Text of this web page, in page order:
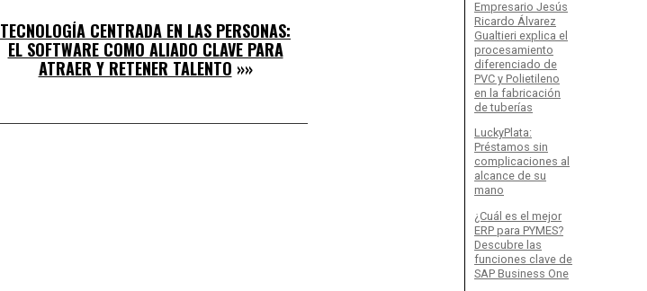
TECNOLOGÍA CENTRADA EN LAS PERSONAS:
EL SOFTWARE COMO ALIADO CLAVE PARA
ATRAER Y RETENER TALENTO »»
Empresario Jesús
Ricardo Álvarez
Gualtieri explica el
procesamiento
diferenciado de
PVC y Polietileno
en la fabricación
de tuberías
LuckyPlata:
Préstamos sin
complicaciones al
alcance de su
mano
¿Cuál es el mejor
ERP para PYMES?
Descubre las
funciones clave de
SAP Business One